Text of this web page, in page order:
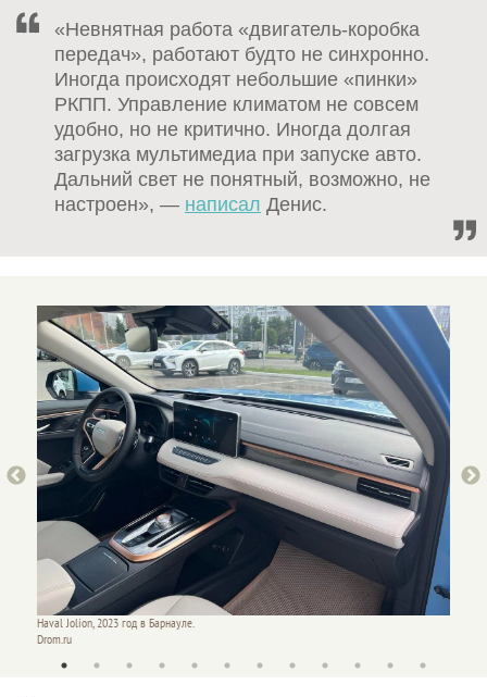
«Невнятная работа «двигатель-коробка
передач», работают будто не синхронно.
Иногда происходят небольшие «пинки»
РКПП. Управление климатом не совсем
удобно, но не критично. Иногда долгая
загрузка мультимедиа при запуске авто.
Дальний свет не понятный, возможно, не
настроен», — написал Денис.
Haval Jolion, 2023 год в Барнауле.
Drom.ru